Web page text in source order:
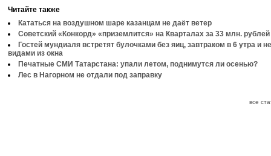
Читайте также
Кататься на воздушном шаре казанцам не даёт ветер
Советский «Конкорд» «приземлится» на Кварталах за 33 млн. рублей
Гостей мундиаля встретят булочками без яиц, завтраком в 6 утра и
видами из окна
Печатные СМИ Татарстана: упали летом, поднимутся ли осенью?
Лес в Нагорном не отдали под заправку
все